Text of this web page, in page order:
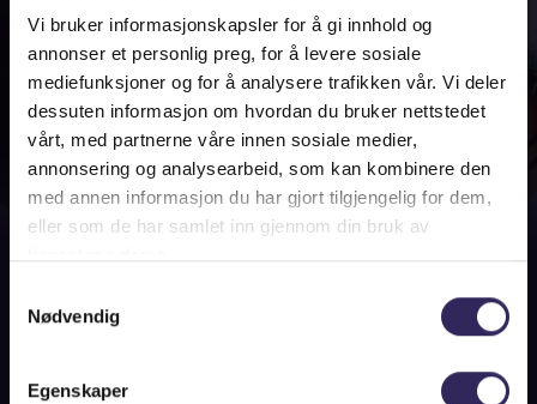
Vi bruker informasjonskapsler for å gi innhold og
annonser et personlig preg, for å levere sosiale
mediefunksjoner og for å analysere trafikken vår. Vi deler
dessuten informasjon om hvordan du bruker nettstedet
vårt, med partnerne våre innen sosiale medier,
annonsering og analysearbeid, som kan kombinere den
med annen informasjon du har gjort tilgjengelig for dem,
eller som de har samlet inn gjennom din bruk av
Nødvendig
Egenskaper
Kjøp gavekort
Gavekortet kan brukes til kjøp av kinobilletter
og kioskvarer på alle kinoer i hele landet.
Info
Har dere behov for et større antall gavekort